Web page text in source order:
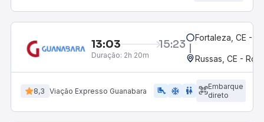
13:03 15:23
Duração: 2h 20m
Fortaleza, CE -
Russas, CE -
8,3 Viação Expresso Guanabara airline_seat_legroom_extra ac_unit wc
Embarque
direto